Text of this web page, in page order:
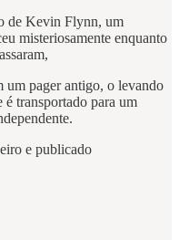
de Kevin Flynn, um
misteriosamente enquanto
um pager antigo, o levando
é transportado para um
e publicado